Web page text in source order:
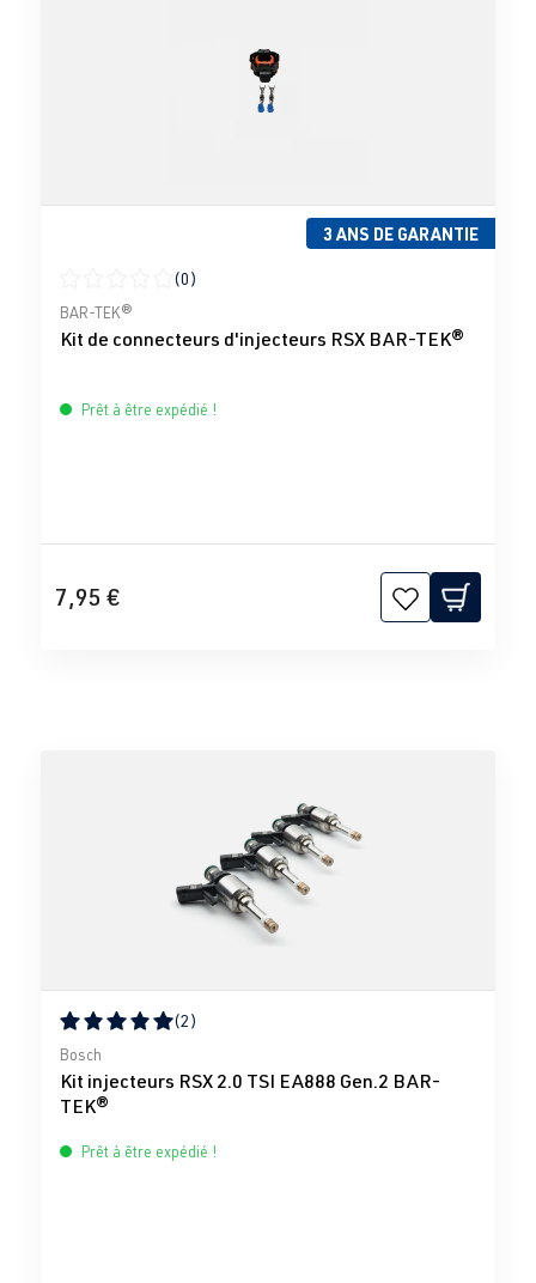
3 ANS DE GARANTIE
Note moyenne de 0 sur 5 étoiles
(0)
BAR-TEK®
Kit de connecteurs d'injecteurs RSX BAR-TEK®
Prêt à être expédié !
7,95 €
Note moyenne de 5 sur 5 étoiles
(2)
Bosch
Kit injecteurs RSX 2.0 TSI EA888 Gen.2 BAR-
TEK®
Prêt à être expédié !